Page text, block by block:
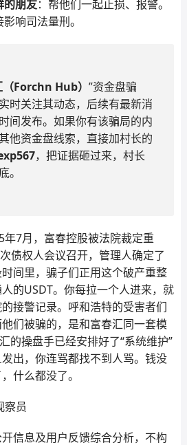
的朋友：帮他们一起止损、报警。
响司法量刑。
Forchn Hub） ”资金盘骗
时关注其动态，后续有最新消
间发布。如果你有该骗局的内
他资金盘线索，直接加村长的
，把证据砸过来，村长
。
年7月，富春控股被法院裁定重
债权人会议召开，管理人确定了
间里，骗子们正用这个破产重整
的USDT。你每拉一个人进来，就
接警记录。呼和浩特的受害者们
们被骗的，是和富春汇同一套模
的操盘手已经安排好了“系统维护”
出，你连骂都找不到人骂。钱没
什么都没了。
员
信息及用户反馈综合分析，不构